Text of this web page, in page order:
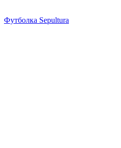
Футболка Sepultura